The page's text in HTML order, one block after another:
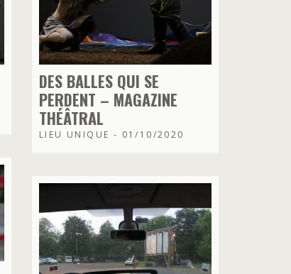
DES BALLES QUI SE
PERDENT – MAGAZINE
THÉÂTRAL
LIEU UNIQUE - 01/10/2020